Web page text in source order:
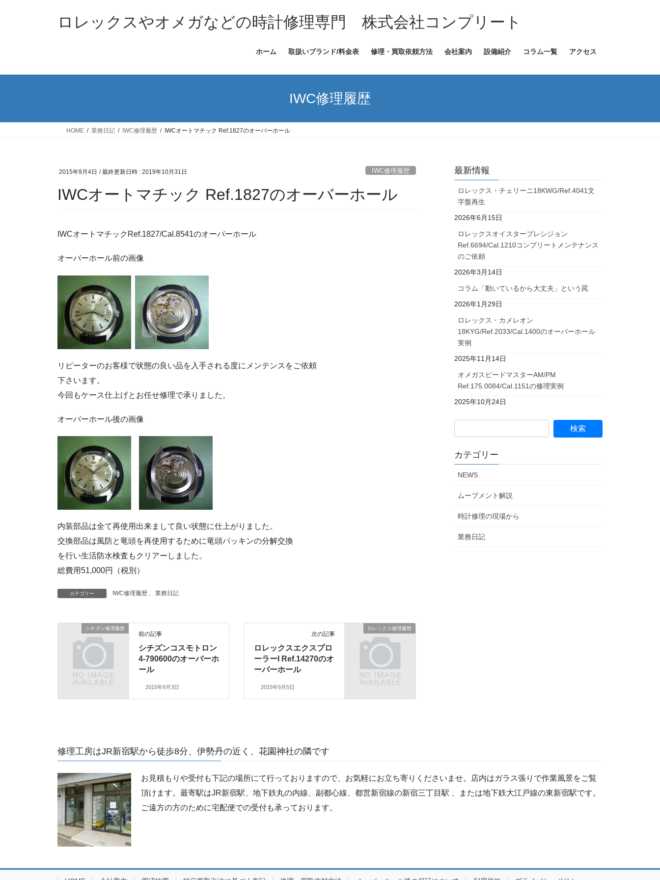
ス
ン
ロレックスやオメガなどの時計修理専門 株式会社コンプリート
ホーム 取扱いブランド/料金表 修理・買取依頼方法 会社案内 設備紹介 コラム一覧 アクセス
IWC修理履歴
HOME 業務日記 IWC修理履歴 IWCオートマチック Ref.1827のオーバーホール
2015年9月4日 / 最終更新日時 : 2019年10月31日 IWC修理履歴
IWCオートマチック Ref.1827のオーバーホール
IWCオートマチックRef.1827/Cal.8541のオーバーホール
オーバーホール前の画像
リピーターのお客様で状態の良い品を入手される度にメンテンスをご依頼
下さいます。
今回もケース仕上げとお任せ修理で承りました。
オーバーホール後の画像
内装部品は全て再使用出来まして良い状態に仕上がりました。
交換部品は風防と竜頭を再使用するために竜頭パッキンの分解交換
を行い生活防水検査もクリアーしました。
総費用51,000円（税別）
カテゴリー IWC修理履歴 、 業務日記
シチズン修理履歴
前の記事
シチズンコスモトロン
4-790600のオーバーホ
ール
2015年9月3日
ロレックス修理履歴
次の記事
ロレックスエクスプロ
ーラーI Ref.14270のオ
ーバーホール
2015年9月5日
最新情報
ロレックス・チェリーニ18KWG/Ref.4041文
字盤再生
2026年6月15日
ロレックスオイスタープレシジョン
Ref.6694/Cal.1210コンプリートメンテナンス
のご依頼
2026年3月14日
コラム「動いているから大丈夫」という罠
2026年1月29日
ロレックス・カメレオン
18KYG/Ref.2033/Cal.1400のオーバーホール
実例
2025年11月14日
オメガスピードマスターAM/PM
Ref.175.0084/Cal.1151の修理実例
2025年10月24日
カテゴリー
NEWS
ムーブメント解説
時計修理の現場から
業務日記
修理工房はJR新宿駅から徒歩8分、伊勢丹の近く、花園神社の隣です
お見積もりや受付も下記の場所にて行っておりますので、お気軽にお立ち寄りくださいませ。店内はガラス張りで作業風景をご覧
頂けます。最寄駅はJR新宿駅、地下鉄丸の内線、副都心線、都営新宿線の新宿三丁目駅 、または地下鉄大江戸線の東新宿駅です。
ご遠方の方のために宅配便での受付も承っております。